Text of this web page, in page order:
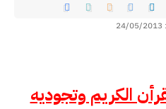
الكريم وتجوديه